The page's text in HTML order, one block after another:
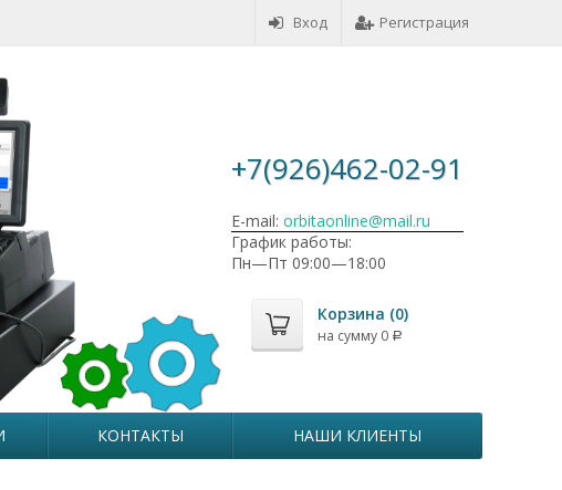
Вход Регистрация
+7(926)462-02-91
E-mail: orbitaonline@mail.ru
График работы:
Пн—Пт 09:00—18:00
Корзина (0)
на сумму 0 Р
КОНТАКТЫ НАШИ КЛИЕНТЫ